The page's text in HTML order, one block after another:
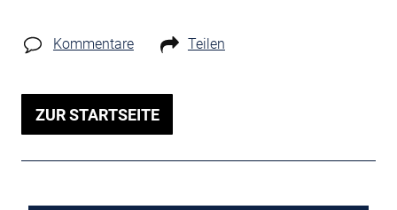
Kommentare Teilen
ZUR STARTSEITE